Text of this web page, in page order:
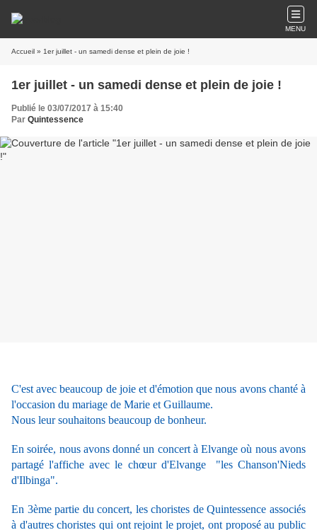
MENU
Accueil » 1er juillet - un samedi dense et plein de joie !
1er juillet - un samedi dense et plein de joie !
Publié le 03/07/2017 à 15:40
Par Quintessence
C'est avec beaucoup de joie et d'émotion que nous avons chanté à
l'occasion du mariage de Marie et Guillaume.
Nous leur souhaitons beaucoup de bonheur.
En soirée, nous avons donné un concert à Elvange où nous avons
partagé l'affiche avec le chœur d'Elvange "les Chanson'Nieds
d'Ilbinga".
En 3ème partie du concert, les choristes de Quintessence associés
à d'autres choristes qui ont rejoint le projet, ont proposé au public